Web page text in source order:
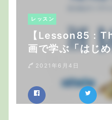
レッスン
【Lesson85 :
画で学ぶ「はじ
ュ・セッション」
2021年6月4日